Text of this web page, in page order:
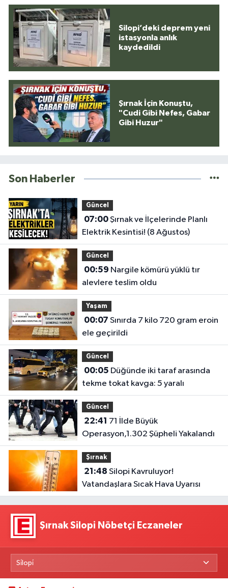
Silopi’deki deprem yeni
istasyonla anlık
kaydedildi
Şırnak İçin Konuştu,
"Cudi Gibi Nefes, Gabar
Gibi Huzur"
Son Haberler
Güncel
07:00Şırnak ve İlçelerinde Planlı
Elektrik Kesintisi! (8 Ağustos)
Güncel
00:59
alevlere teslim oldu
Yaşam
00:07
ele geçirildi
Güncel
00:05
tekme tokat kavga: 5 yaralı
Güncel
22:41
Operasyon,1.302 Şüpheli Yakalandı
Şırnak
21:48
Vatandaşlara Sıcak Hava Uyarısı
Şırnak Silopi Nöbetçi Eczaneler